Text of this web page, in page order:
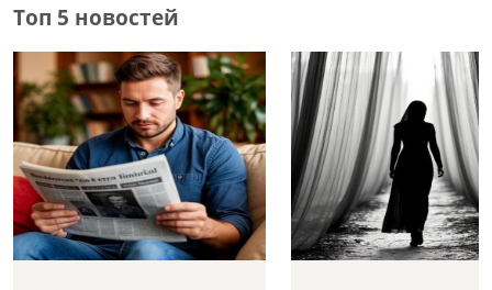
Топ 5 новостей